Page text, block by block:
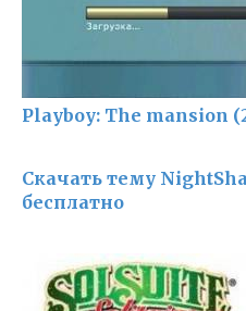
Playboy: The mansion
Скачать тему
бесплатно